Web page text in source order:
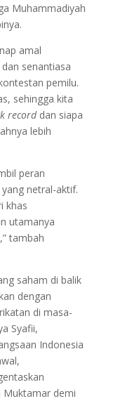
Muhammadiyah
amal
senantiasa
pemilu.
sehingga kita
recorddan siapa
lebih
peran
netral-aktif.
khas
utamanya
tambah
saham di balik
dengan
di masa-
Syafii,
Indonesia
Muktamar demi